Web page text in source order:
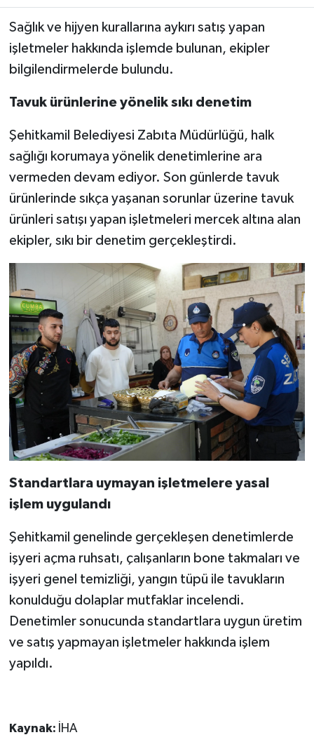
Sağlık ve hijyen kurallarına aykırı satış yapan
işletmeler hakkında işlemde bulunan, ekipler
bilgilendirmelerde bulundu.
Tavuk ürünlerine yönelik sıkı denetim
Şehitkamil Belediyesi Zabıta Müdürlüğü, halk
sağlığı korumaya yönelik denetimlerine ara
vermeden devam ediyor. Son günlerde tavuk
ürünlerinde sıkça yaşanan sorunlar üzerine tavuk
ürünleri satışı yapan işletmeleri mercek altına alan
ekipler, sıkı bir denetim gerçekleştirdi.
Standartlara uymayan işletmelere yasal
işlem uygulandı
Şehitkamil genelinde gerçekleşen denetimlerde
işyeri açma ruhsatı, çalışanların bone takmaları ve
işyeri genel temizliği, yangın tüpü ile tavukların
konulduğu dolaplar mutfaklar incelendi.
Denetimler sonucunda standartlara uygun üretim
ve satış yapmayan işletmeler hakkında işlem
yapıldı.
Kaynak: İHA
Spor
Video Haber
Yaşam